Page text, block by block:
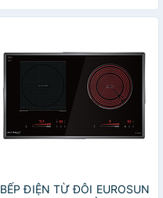
BẾP ĐIỆN TỪ ĐÔI EUROSUN